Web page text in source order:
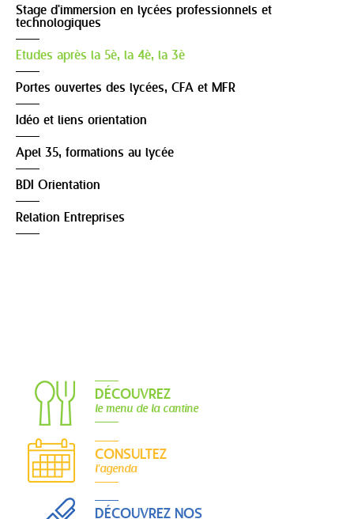
Stage d'immersion en lycées professionnels et
technologiques
Etudes après la 5è, la 4è, la 3è
Portes ouvertes des lycées, CFA et MFR
Idéo et liens orientation
Apel 35, formations au lycée
BDI Orientation
Relation Entreprises
DÉCOUVREZ
le menu de la cantine
CONSULTEZ
l'agenda
DÉCOUVREZ NOS